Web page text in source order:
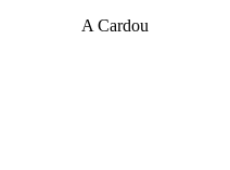
A Cardou